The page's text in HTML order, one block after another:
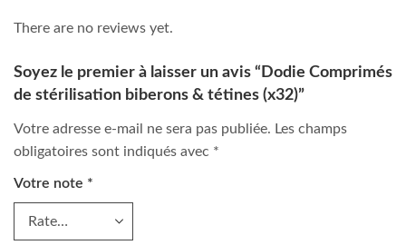
There are no reviews yet.
Soyez le premier à laisser un avis “Dodie Comprimés
de stérilisation biberons & tétines (x32)”
Votre adresse e-mail ne sera pas publiée. Les champs
obligatoires sont indiqués avec *
Votre note *